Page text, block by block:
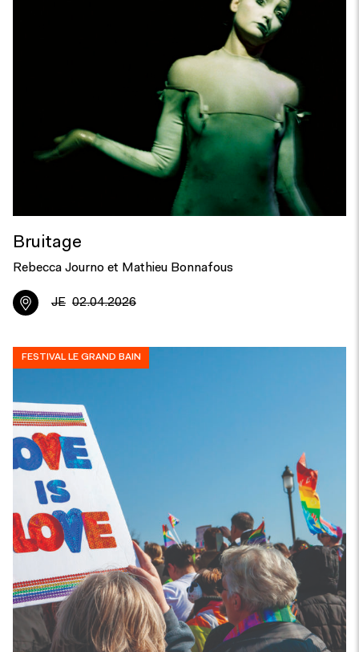
Bruitage
Rebecca Journo et Mathieu Bonnafous
JE 02.04.2026
FESTIVAL LE GRAND BAIN